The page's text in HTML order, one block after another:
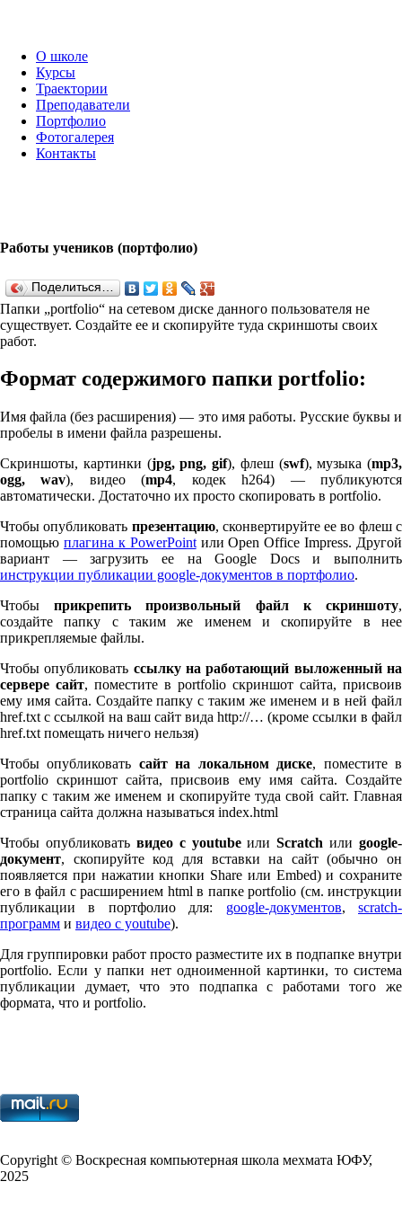
О школе
Курсы
Траектории
Преподаватели
Портфолио
Фотогалерея
Контакты
Работы учеников (портфолио)
Поделиться…
Папки „port­fo­lio“ на сетевом диске данного пользователя не
существует. Создайте ее и скопируйте туда скриншоты своих
работ.
Формат содержимого папки port­fo­lio:
Имя файла (без расширения) — это имя работы. Русские буквы и
пробелы в имени файла разрешены.
Скриншоты, картинки (jpg, png, gif), флеш (swf), музыка (mp3,
ogg, wav), видео (mp4, кодек h264) — публикуются
автоматически. Достаточно их просто скопировать в port­fo­lio.
Чтобы опубликовать презентацию, сконвертируйте ее во флеш с
помощью плагина к Pow­er­Pointили Open Office Impress. Другой
вариант — загрузить ее на Google Docs и выполнить
инструкции публикации google-документов в портфолио.
Чтобыприкрепить произвольный файл к скриншоту,
создайте папку с таким же именем и скопируйте в нее
прикрепляемые файлы.
Чтобы опубликовать ссылку на работающий выложенный на
сервере сайт, поместите в port­fo­lio скриншот сайта, присвоив
ему имя сайта. Создайте папку с таким же именем и в ней файл
href.txt с ссылкой на ваш сайт вида http://… (кроме ссылки в файл
href.txt помещать ничего нельзя)
Чтобы опубликовать сайт на локальном диске, поместите в
port­fo­lio скриншот сайта, присвоив ему имя сайта. Создайте
папку с таким же именем и скопируйте туда свой сайт. Главная
страница сайта должна называться index.html
Чтобы опубликовать видео с youtubeилиScratch или google-
документ, скопируйте код для вставки на сайт (обычно он
появляется при нажатии кнопки Share или Embed) и сохраните
его в файл с расширением html в папке port­fo­lio (см. инструкции
публикации в портфолио для: google-документов,scratch-
программ и видео с youtube).
Для группировки работ просто разместите их в подпапке внутри
port­fo­lio. Если у папки нет одноименной картинки, то система
публикации думает, что это подпапка с работами того же
формата, что и port­fo­lio.
Copy­right © Воскресная компьютерная школа мехмата ЮФУ,
2025